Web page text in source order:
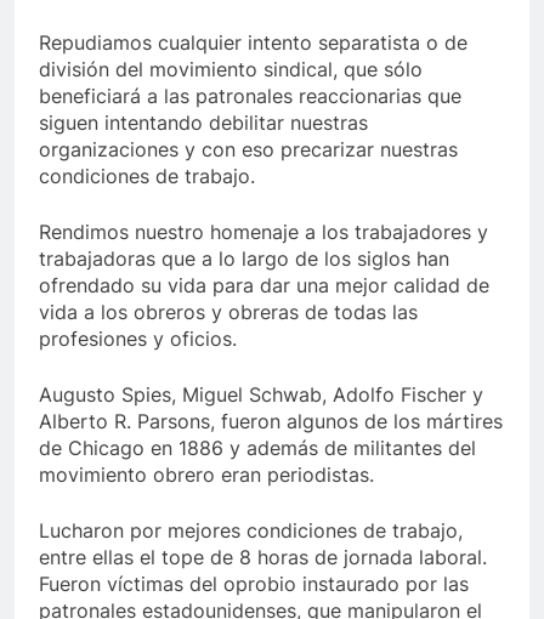
Repudiamos cualquier intento separatista o de
división del movimiento sindical, que sólo
beneficiará a las patronales reaccionarias que
siguen intentando debilitar nuestras
organizaciones y con eso precarizar nuestras
condiciones de trabajo.
Rendimos nuestro homenaje a los trabajadores y
trabajadoras que a lo largo de los siglos han
ofrendado su vida para dar una mejor calidad de
vida a los obreros y obreras de todas las
profesiones y oficios.
Augusto Spies, Miguel Schwab, Adolfo Fischer y
Alberto R. Parsons, fueron algunos de los mártires
de Chicago en 1886 y además de militantes del
movimiento obrero eran periodistas.
Lucharon por mejores condiciones de trabajo,
entre ellas el tope de 8 horas de jornada laboral.
Fueron víctimas del oprobio instaurado por las
patronales estadounidenses, que manipularon el